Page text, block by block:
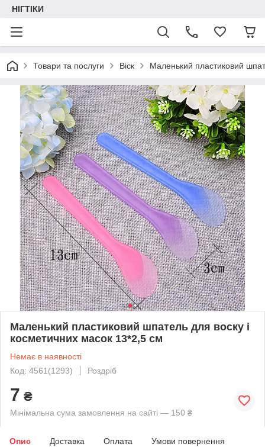
НІГТІКИ
Товари та послуги Віск Маленький пластиковий
Маленький пластиковий шпатель для воску і
косметичних масок 13*2,5 см
Немає в наявності
Код: 4561(1293)
Роздріб
7 ₴
Мінімальна сума замовлення на сайті — 150 ₴
Опис Доставка Оплата Умови повернення